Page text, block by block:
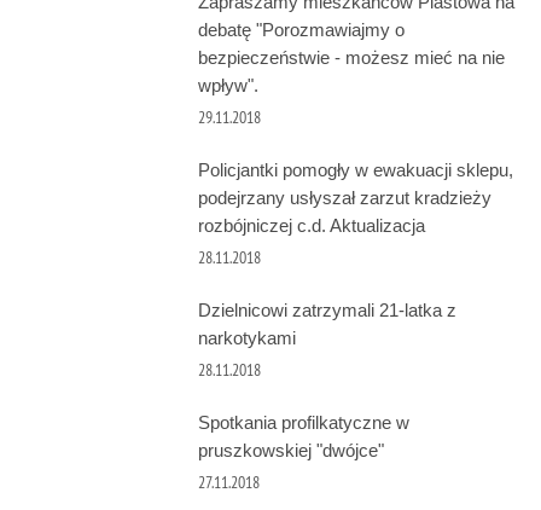
debatę "Porozmawiajmy o
bezpieczeństwie - możesz mieć na nie
wpływ".
29.11.2018
Policjantki pomogły w ewakuacji sklepu,
podejrzany usłyszał zarzut kradzieży
rozbójniczej c.d. Aktualizacja
28.11.2018
Dzielnicowi zatrzymali 21-latka z
narkotykami
28.11.2018
Spotkania profilkatyczne w
pruszkowskiej "dwójce"
27.11.2018